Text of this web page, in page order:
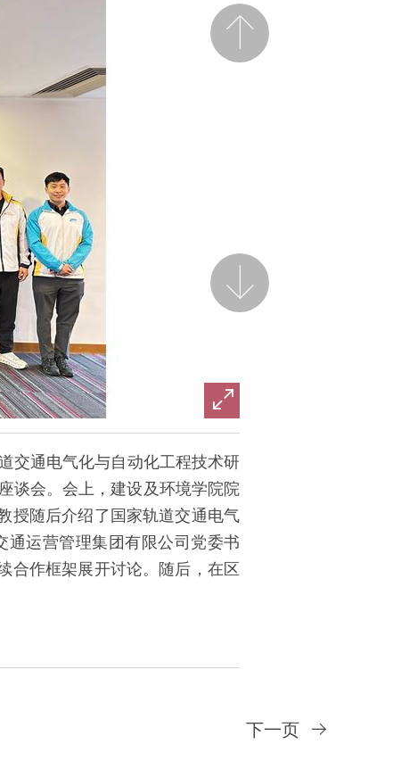
前一页
后一页
交通电气化与自动化工程技术研
谈会。会上，建设及环境学院院
授随后介绍了国家轨道交通电气
通运营管理集团有限公司党委书
合作框架展开讨论。随后，在区
下一页